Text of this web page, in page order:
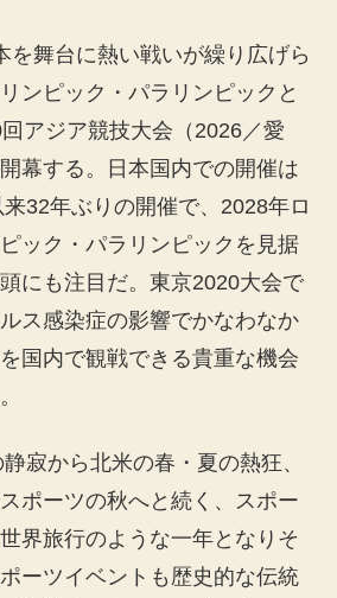
舞台に熱い戦いが繰り広げら
ンピック・パラリンピックと
アジア競技大会（2026／愛
幕する。日本国内での開催は
32年ぶりの開催で、2028年ロ
ック・パラリンピックを見据
にも注目だ。東京2020大会で
ス感染症の影響でかなわなか
国内で観戦できる貴重な機会
寂から北米の春・夏の熱狂、
ポーツの秋へと続く、スポー
界旅行のような一年となりそ
ーツイベントも歴史的な伝統